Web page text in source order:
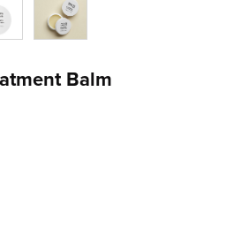
Balm